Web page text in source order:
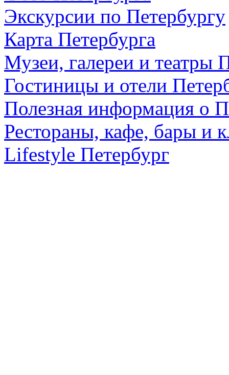
Экскурсии по Петербургу
Карта Петербурга
Музеи, галереи и театры
Гостиницы и отели
Полезная информация о
Рестораны, кафе, бары и
Lifestyle Петербург